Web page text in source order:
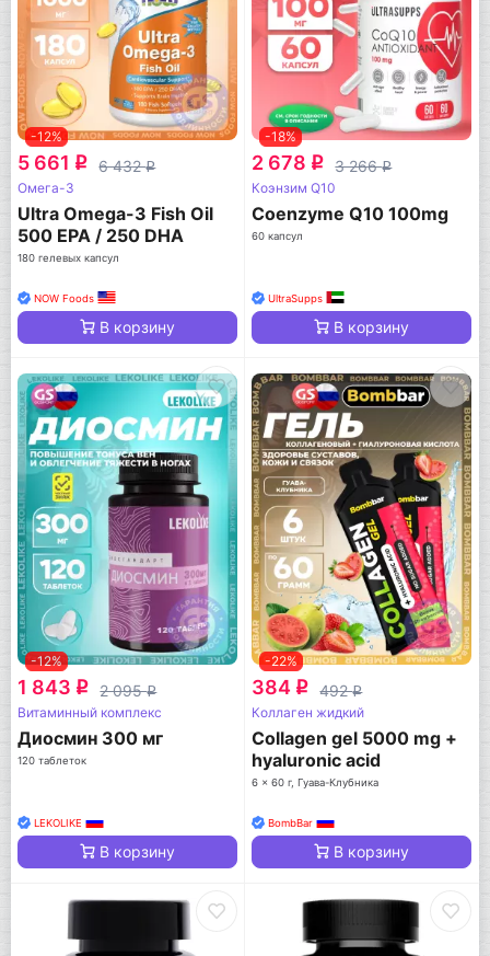
-12%
5 661 q 6 432q
Омега-3
Ultra Omega-3 Fish Oil
500 EPA / 250 DHA
180 гелевых капсул
NOW Foods
В корзину
-18%
2 678 q 3 266q
Коэнзим Q10
Coenzyme Q10 100mg
60 капсул
UltraSupps
В корзину
-12%
1 843 q 2 095q
Витаминный комплекс
Диосмин 300 мг
120 таблеток
LEKOLIKE
В корзину
-22%
384 q 492q
Коллаген жидкий
Collagen gel 5000 mg +
hyaluronic acid
6 x 60 г, Гуава-Клубника
BombBar
В корзину